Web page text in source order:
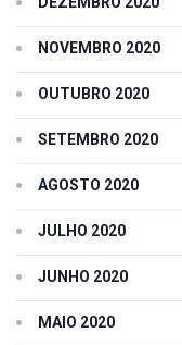
NOVEMBRO 2020
OUTUBRO 2020
SETEMBRO 2020
AGOSTO 2020
JULHO 2020
JUNHO 2020
MAIO 2020